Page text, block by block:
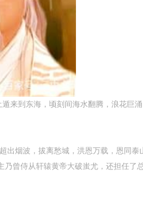
来到东海，顷刻间海水翻腾，浪花巨涌
出烟波，拔离愁城，洪恩万载，恩同泰
曾侍从轩辕黄帝大破蚩尤，还担任了